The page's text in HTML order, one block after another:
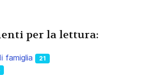
per la lettura:
famiglia 21